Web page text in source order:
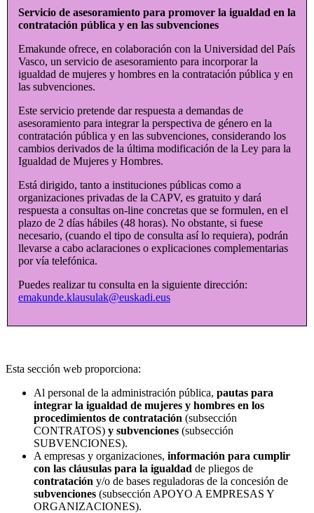
Servicio de asesoramiento para promover la igualdad en la
contratación pública y en las subvenciones
Emakunde ofrece, en colaboración con la Universidad del País
Vasco, un servicio de asesoramiento para incorporar la
igualdad de mujeres y hombres en la contratación pública y en
las subvenciones.
Este servicio pretende dar respuesta a demandas de
asesoramiento para integrar la perspectiva de género en la
contratación pública y en las subvenciones, considerando los
cambios derivados de la última modificación de la Ley para la
Igualdad de Mujeres y Hombres.
Está dirigido, tanto a instituciones públicas como a
organizaciones privadas de la CAPV, es gratuito y dará
respuesta a consultas on-line concretas que se formulen, en el
plazo de 2 días hábiles (48 horas). No obstante, si fuese
necesario, (cuando el tipo de consulta así lo requiera), podrán
llevarse a cabo aclaraciones o explicaciones complementarias
por vía telefónica.
Puedes realizar tu consulta en la siguiente dirección:
emakunde.klausulak@euskadi.eus
Esta sección web proporciona:
Al personal de la administración pública, pautas para
integrar la igualdad de mujeres y hombres en los
procedimientos de contratación (subsección
CONTRATOS) y subvenciones (subsección
SUBVENCIONES).
A empresas y organizaciones, información para cumplir
con las cláusulas para la igualdad de pliegos de
contratación y/o de bases reguladoras de la concesión de
subvenciones (subsección APOYO A EMPRESAS Y
ORGANIZACIONES).